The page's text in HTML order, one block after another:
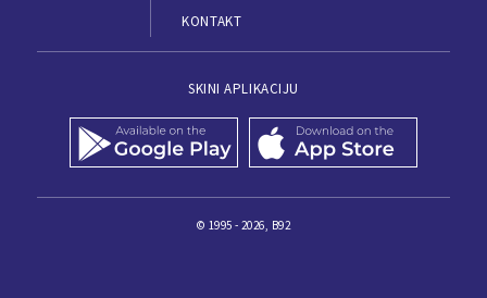
KONTAKT
SKINI APLIKACIJU
© 1995 - 2026, B92